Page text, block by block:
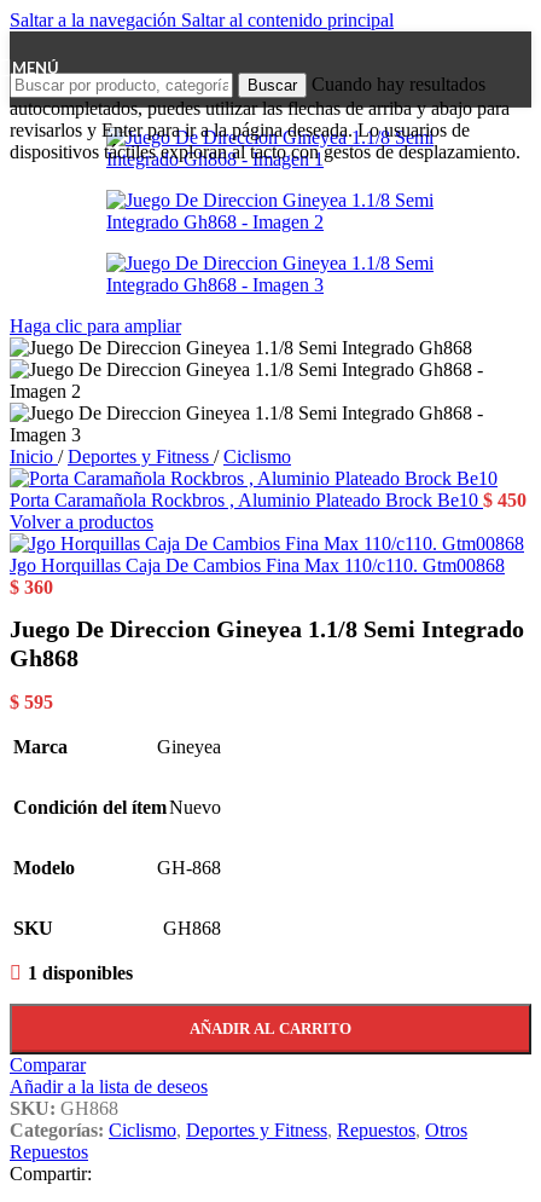
Saltar a la navegación Saltar al contenido principal
MENÚ
Buscar
Cuando hay resultados
autocompletados, puedes utilizar las flechas de arriba y abajo para
revisarlos y Enter para ir a la página deseada. Lo usuarios de
dispositivos táctiles exploran al tacto con gestos de desplazamiento.
Haga clic para ampliar
Inicio / Deportes y Fitness / Ciclismo
Porta Caramañola Rockbros , Aluminio Plateado Brock Be10 $ 450
Volver a productos
Jgo Horquillas Caja De Cambios Fina Max 110/c110. Gtm00868
$ 360
Juego De Direccion Gineyea 1.1/8 Semi Integrado
Gh868
$ 595
Marca Gineyea
Condición del ítemNuevo
Modelo GH-868
SKU GH868
1 disponibles
AÑADIR AL CARRITO
Comparar
Añadir a la lista de deseos
SKU: GH868
Categorías: Ciclismo, Deportes y Fitness, Repuestos, Otros
Repuestos
Compartir: